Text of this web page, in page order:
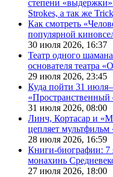
степени
Strokes, а так же
Как смотреть
популярной
30 июля 2026, 16:37
Театр одного
основателя театра
29 июля 2026, 23:45
Куда пойти 31
31 июля 2026, 08:00
Линч, Кортасар и
цепляет
28 июля 2026, 16:59
Книги-биографии: 7
монахинь
27 июля 2026, 18:00